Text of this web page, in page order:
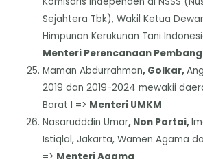
Sejahtera Tbk), Wakil Ketua
Himpunan Kerukunan Tani
Menteri Perencanaan
Maman Abdurrahman, Golkar,
2019 dan 2019-2024 mewakii
Barat I => Menteri UMKM
Nasarudddin Umar, Non Partai,
Istiqlal, Jakarta, Wamen Agama
=> Menteri Agama